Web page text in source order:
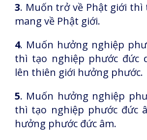
3. Muốn trở về Phật giới thì
mang về Phật giới.
4. Muốn hưởng nghiệp
thì tạo nghiệp phước đức
lên thiên giới hưởng phước.
5. Muốn hưởng nghiệp
thì tạo nghiệp phước đức
hưởng phước đức âm.